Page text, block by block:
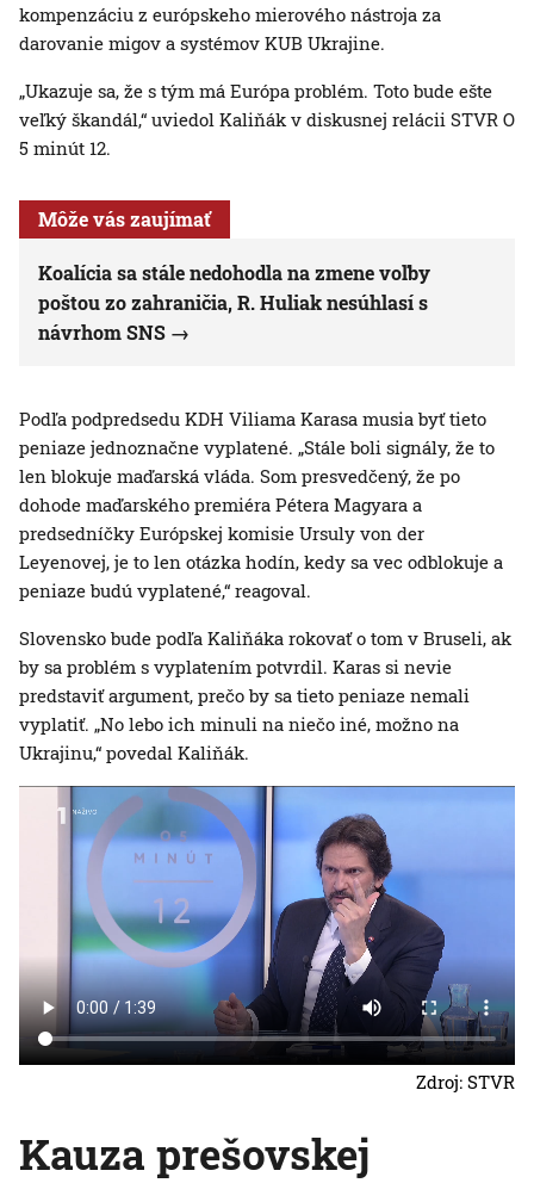
kompenzáciu z európskeho mierového nástroja za
darovanie migov a systémov KUB Ukrajine.
„Ukazuje sa, že s tým má Európa problém. Toto bude ešte
veľký škandál,“ uviedol Kaliňák v diskusnej relácii STVR O
5 minút 12.
Môže vás zaujímať
Koalícia sa stále nedohodla na zmene voľby
poštou zo zahraničia, R. Huliak nesúhlasí s
návrhom SNS
Podľa podpredsedu KDH Viliama Karasa musia byť tieto
peniaze jednoznačne vyplatené. „Stále boli signály, že to
len blokuje maďarská vláda. Som presvedčený, že po
dohode maďarského premiéra Pétera Magyara a
predsedníčky Európskej komisie Ursuly von der
Leyenovej, je to len otázka hodín, kedy sa vec odblokuje a
peniaze budú vyplatené,“ reagoval.
Slovensko bude podľa Kaliňáka rokovať o tom v Bruseli, ak
by sa problém s vyplatením potvrdil. Karas si nevie
predstaviť argument, prečo by sa tieto peniaze nemali
vyplatiť. „No lebo ich minuli na niečo iné, možno na
Ukrajinu,“ povedal Kaliňák.
Zdroj: STVR
Kauza prešovskej